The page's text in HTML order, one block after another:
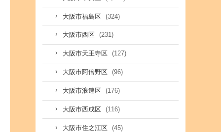
大阪市福島区 (324)
大阪市西区 (231)
大阪市天王寺区 (127)
大阪市阿倍野区 (96)
大阪市浪速区 (176)
大阪市西成区 (116)
大阪市住之江区 (45)